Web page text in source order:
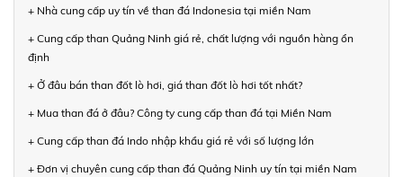
+ Nhà cung cấp uy tín về than đá Indonesia tại miền Nam
+ Cung cấp than Quảng Ninh giá rẻ, chất lượng với nguồn hàng ổn
định
+ Ở đâu bán than đốt lò hơi, giá than đốt lò hơi tốt nhất?
+ Mua than đá ở đâu? Công ty cung cấp than đá tại Miền Nam
+ Cung cấp than đá Indo nhập khẩu giá rẻ với số lượng lớn
+ Đơn vị chuyên cung cấp than đá Quảng Ninh uy tín tại miền Nam